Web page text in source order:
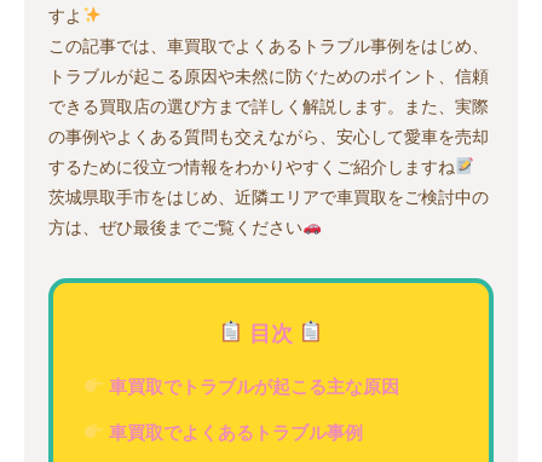
すよ
この記事では、車買取でよくあるトラブル事例をはじめ、
トラブルが起こる原因や未然に防ぐためのポイント、信頼
できる買取店の選び方まで詳しく解説します。また、実際
の事例やよくある質問も交えながら、安心して愛車を売却
するために役立つ情報をわかりやすくご紹介しますね
茨城県取手市をはじめ、近隣エリアで車買取をご検討中の
方は、ぜひ最後までご覧ください
目次
車買取でトラブルが起こる主な原因
車買取でよくあるトラブル事例